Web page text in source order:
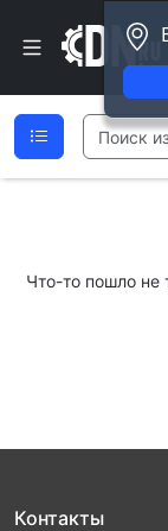
Что-то пошло не
Контакты